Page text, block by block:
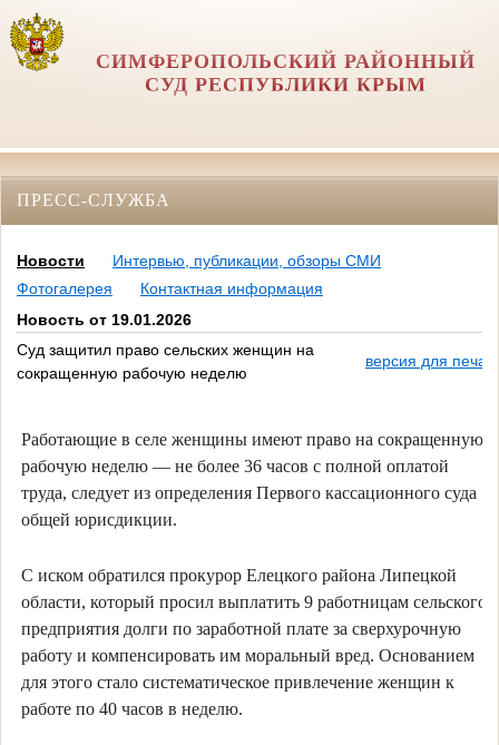
СИМФЕРОПОЛЬСКИЙ РАЙОННЫЙ
СУД РЕСПУБЛИКИ КРЫМ
ПРЕСС-СЛУЖБА
Новости
Интервью, публикации, обзоры СМИ
Фотогалерея
Контактная информация
Новость от 19.01.2026
Суд защитил право сельских женщин на
сокращенную рабочую неделю
версия для
Работающие в селе женщины имеют право на сокращенную
рабочую неделю — не более 36 часов с полной оплатой
труда, следует из определения Первого кассационного суда
общей юрисдикции.
С иском обратился прокурор Елецкого района Липецкой
области, который просил выплатить 9 работницам сельского
предприятия долги по заработной плате за сверхурочную
работу и компенсировать им моральный вред. Основанием
для этого стало систематическое привлечение женщин к
работе по 40 часов в неделю.